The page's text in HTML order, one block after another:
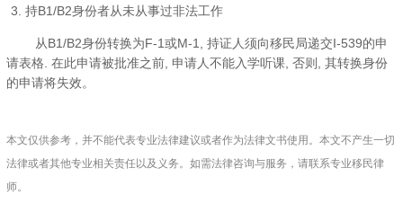
持B1/B2身份者从未从事过非法工作
从B1/B2身份转换为F-1或M-1, 持证人须向移民局递交I-539的申
请表格. 在此申请被批准之前, 申请人不能入学听课, 否则, 其转换身份
的申请将失效。
本文仅供参考，并不能代表专业法律建议或者作为法律文书使用。本文不产生一切
法律或者其他专业相关责任以及义务。如需法律咨询与服务，请联系专业移民律
师。